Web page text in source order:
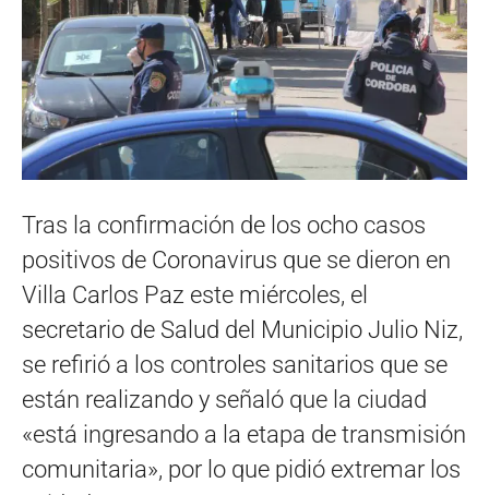
Tras la confirmación de los ocho casos
positivos de Coronavirus que se dieron en
Villa Carlos Paz este miércoles, el
secretario de Salud del Municipio Julio Niz,
se refirió a los controles sanitarios que se
están realizando y señaló que la ciudad
«está ingresando a la etapa de transmisión
comunitaria», por lo que pidió extremar los